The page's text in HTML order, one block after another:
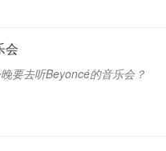
会
要去听Beyoncé的音乐会？